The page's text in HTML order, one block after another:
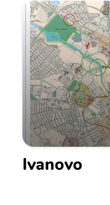
Ivanovo